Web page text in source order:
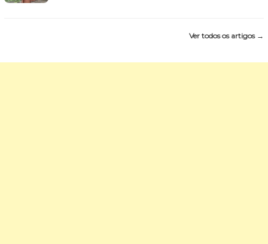
Ver todos os artigos →